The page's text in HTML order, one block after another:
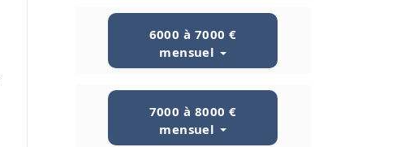
6000 à 7000 €
mensuel
7000 à 8000 €
mensuel